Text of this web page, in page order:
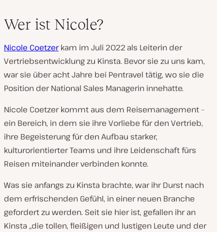
Wer ist Nicole?
Nicole Coetzerkam im Juli 2022 als Leiterin der
Vertriebsentwicklung zu Kinsta. Bevor sie zu uns kam,
war sie über acht Jahre bei Pentravel tätig, wo sie die
Position der National Sales Managerin innehatte.
Nicole Coetzer kommt aus dem Reisemanagement –
ein Bereich, in dem sie ihre Vorliebe für den Vertrieb,
ihre Begeisterung für den Aufbau starker,
kulturorientierter Teams und ihre Leidenschaft fürs
Reisen miteinander verbinden konnte.
Was sie anfangs zu Kinsta brachte, war ihr Durst nach
dem erfrischenden Gefühl, in einer neuen Branche
gefordert zu werden. Seit sie hier ist, gefallen ihr an
Kinsta „die tollen, fleißigen und lustigen Leute und der